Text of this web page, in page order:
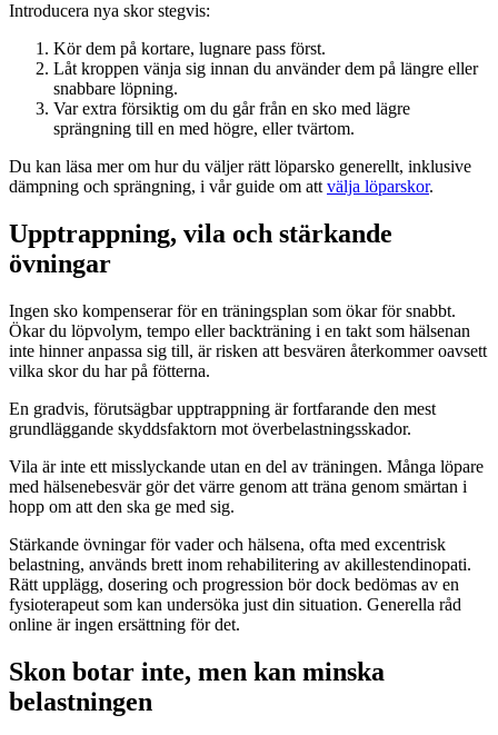
Introducera nya skor stegvis:
Kör dem på kortare, lugnare pass först.
Låt kroppen vänja sig innan du använder dem på längre eller
snabbare löpning.
Var extra försiktig om du går från en sko med lägre
sprängning till en med högre, eller tvärtom.
Du kan läsa mer om hur du väljer rätt löparsko generellt, inklusive
dämpning och sprängning, i vår guide om att välja löparskor.
Upptrappning, vila och stärkande
övningar
Ingen sko kompenserar för en träningsplan som ökar för snabbt.
Ökar du löpvolym, tempo eller backträning i en takt som hälsenan
inte hinner anpassa sig till, är risken att besvären återkommer oavsett
vilka skor du har på fötterna.
En gradvis, förutsägbar upptrappning är fortfarande den mest
grundläggande skyddsfaktorn mot överbelastningsskador.
Vila är inte ett misslyckande utan en del av träningen. Många löpare
med hälsenebesvär gör det värre genom att träna genom smärtan i
hopp om att den ska ge med sig.
Stärkande övningar för vader och hälsena, ofta med excentrisk
belastning, används brett inom rehabilitering av akillestendinopati.
Rätt upplägg, dosering och progression bör dock bedömas av en
fysioterapeut som kan undersöka just din situation. Generella råd
online är ingen ersättning för det.
Skon botar inte, men kan minska
belastningen